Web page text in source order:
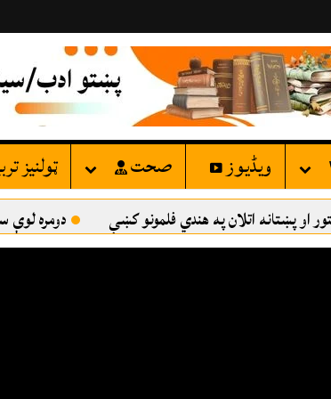
ویڈیوز صحت ټولنيز
اتلان په هندي فلمونو کښې دومره لوې سړی هم نه